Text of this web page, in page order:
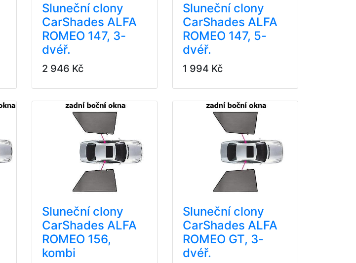
Sluneční clony
CarShades ALFA
ROMEO 147, 3-
dvéř.
2 946 Kč
Sluneční clony
CarShades ALFA
ROMEO 147, 5-
dvéř.
1 994 Kč
Sluneční clony
CarShades ALFA
ROMEO 156,
kombi
Sluneční clony
CarShades ALFA
ROMEO GT, 3-
dvéř.